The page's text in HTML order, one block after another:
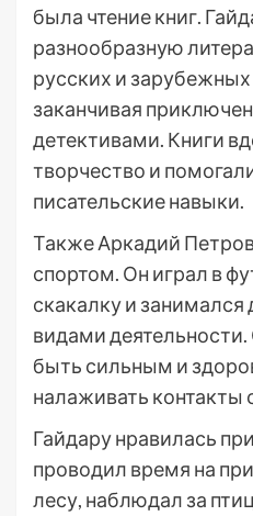
была чтение книг.
разнообразную
русских и
заканчивая
детективами. Книги
творчество и
писательские навыки.
Также Аркадий
спортом. Он играл в
скакалку и
видами
быть сильным и
налаживать контакты
Гайдару нравилась
проводил время на
лесу, наблюдал за